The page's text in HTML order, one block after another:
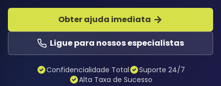
Obter ajuda imediata
Ligue para nossos especialistas
Confidencialidade Total
Suporte 24/7
Alta Taxa de Sucesso